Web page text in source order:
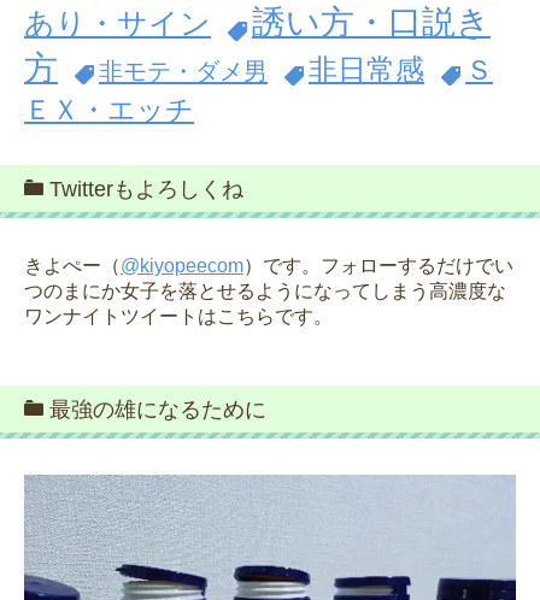
あり・サイン
誘い方・口説き
方
非モテ・ダメ男 非日常感
Ｓ
ＥＸ・エッチ
Twitterもよろしくね
きよぺー（@kiyopeecom）です。フォローするだけでい
つのまにか女子を落とせるようになってしまう高濃度な
ワンナイトツイートはこちらです。
最強の雄になるために